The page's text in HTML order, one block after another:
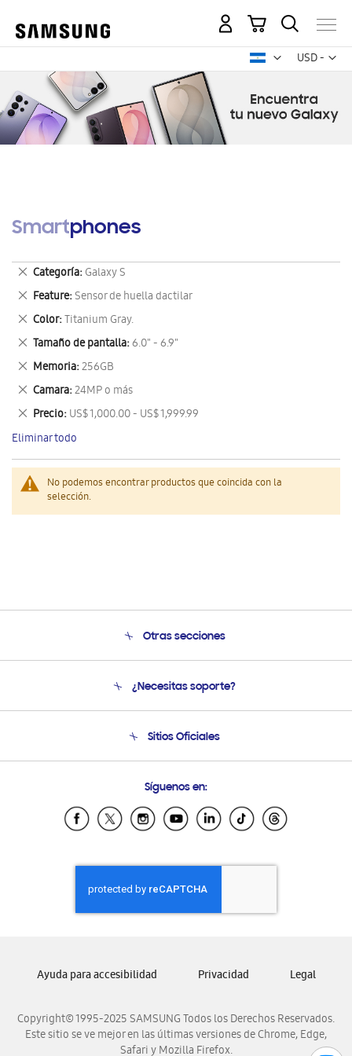
USD -
dólar
Mi carrito
Smartphones
No podemos encontrar productos que coincida con la
selección.
Categoría Galaxy S
Eliminar
este
artículo
Feature Sensor de huella dactilar
Eliminar
este
artículo
Color Titanium Gray.
Eliminar
este
artículo
Tamaño de pantalla 6.0" - 6.9"
Eliminar
este
artículo
Memoria 256GB
Eliminar
este
artículo
Camara 24MP o más
Eliminar
este
artículo
Precio US$ 1,000.00 - US$ 1,999.99
Eliminar
este
artículo
Eliminar todo
Otras secciones
Soporte
¿Necesitas soporte?
Soporte vía eMail
Sitios Oficiales
Samsung Ecuador
Samsung El Salvador
Samsung Honduras
Samsung Nicaragua
Samsung Panamá
Samsung Venezuela
Síguenos en:
Copyright© 1995-2025 SAMSUNG Todos los Derechos Reservados.
Este sitio se ve mejor en las últimas versiones de Chrome, Edge,
Safari y Mozilla Firefox.
Ayuda para accesibilidad Privacidad Legal